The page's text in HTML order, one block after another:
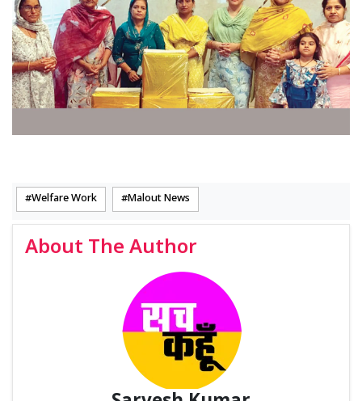
Welfare Work Malout News
About The Author